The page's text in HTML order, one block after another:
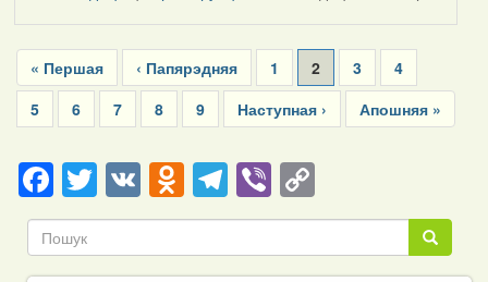
Pagination
First
page
« Першая
Previous
page
‹ Папярэдняя Page
1
Current
page
2 Page
3 Page
4
Page
5 Page
6 Page
7 Page
8 Page
9
Next
page
Наступная ›
Last
page
Апошняя »
Facebook
Twitter
VKOdnoklassniki
Telegram
ViberCopy
Link Пошук
Пошук